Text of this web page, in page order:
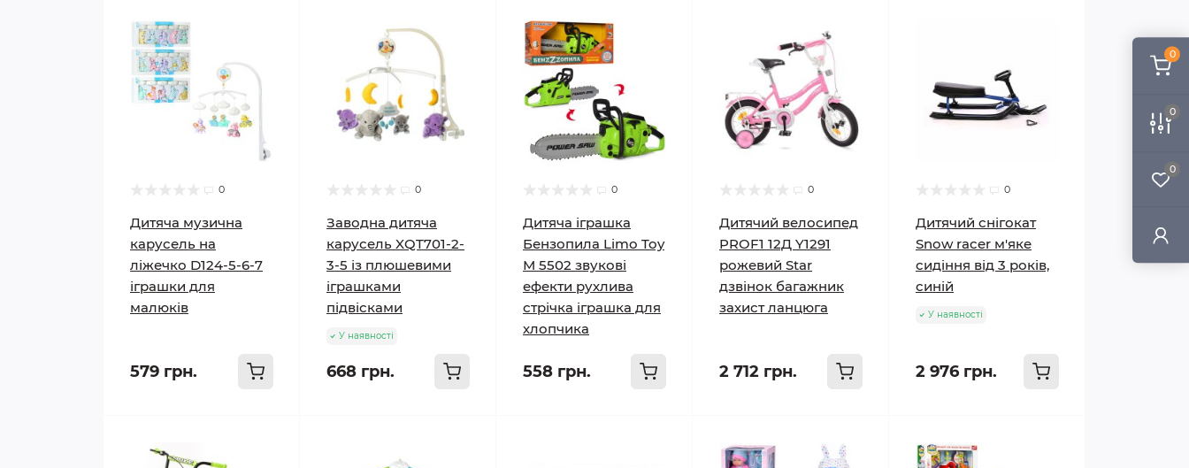
0
0
0
0
Дитяча музична
карусель на
ліжечко D124-5-6-7
іграшки для
малюків
579 грн.
0
Заводна дитяча
карусель XQT701-2-
3-5 із плюшевими
іграшками
підвісками
У наявності
668 грн.
0
Дитяча іграшка
Бензопила Limo Toy
М 5502 звукові
ефекти рухлива
стрічка іграшка для
хлопчика
558 грн.
0
Дитячий велосипед
PROF1 12Д Y1291
рожевий Star
дзвінок багажник
захист ланцюга
2 712 грн.
0
Дитячий снігокат
Snow racer м'яке
сидіння від 3 років,
синій
У наявності
2 976 грн.